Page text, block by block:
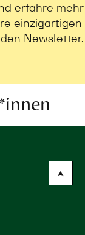
erfahre mehr
einzigartigen
Newsletter.